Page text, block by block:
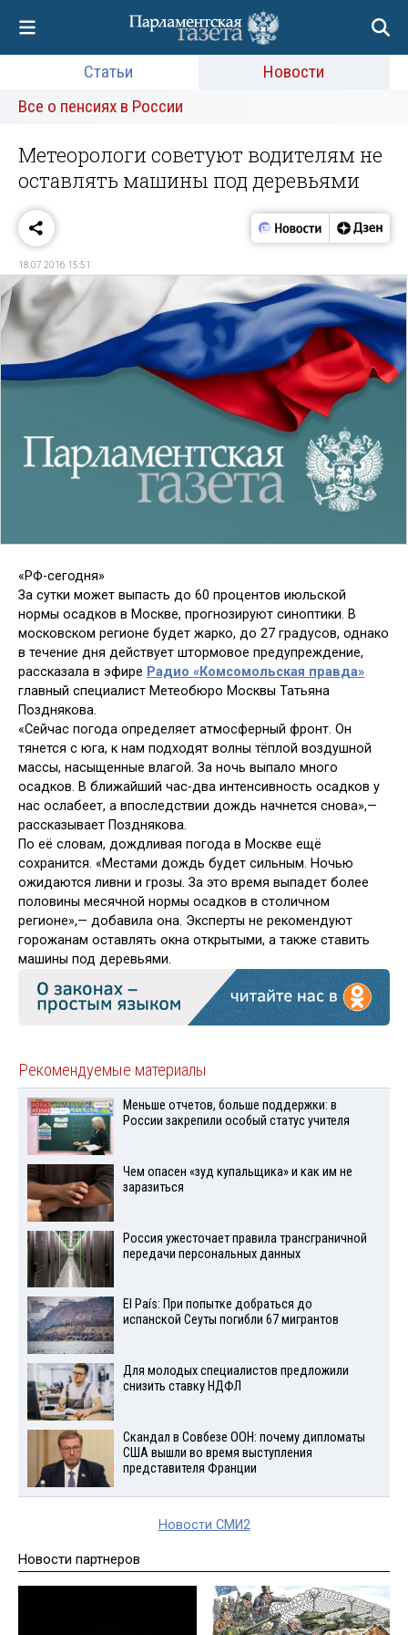
Статьи
Новости
Все о пенсиях в России
Метеорологи советуют водителям не
оставлять машины под деревьями
18.07.2016 15:51
«РФ-сегодня»
За сутки может выпасть до 60 процентов июльской
нормы осадков в Москве, прогнозируют синоптики. В
московском регионе будет жарко, до 27 градусов, однако
в течение дня действует штормовое предупреждение,
рассказала в эфире Радио «Комсомольская правда»
главный специалист Метеобюро Москвы Татьяна
Позднякова.
«Сейчас погода определяет атмосферный фронт. Он
тянется с юга, к нам подходят волны тёплой воздушной
массы, насыщенные влагой. За ночь выпало много
осадков. В ближайший час-два интенсивность осадков у
нас ослабеет, а впоследствии дождь начнется снова»,—
рассказывает Позднякова.
По её словам, дождливая погода в Москве ещё
сохранится. «Местами дождь будет сильным. Ночью
ожидаются ливни и грозы. За это время выпадет более
половины месячной нормы осадков в столичном
регионе»,— добавила она. Эксперты не рекомендуют
горожанам оставлять окна открытыми, а также ставить
машины под деревьями.
Рекомендуемые материалы
Меньше отчетов, больше поддержки: в
России закрепили особый статус учителя
Чем опасен «зуд купальщика» и как им не
заразиться
Россия ужесточает правила трансграничной
передачи персональных данных
El País: При попытке добраться до
испанской Сеуты погибли 67 мигрантов
Для молодых специалистов предложили
снизить ставку НДФЛ
Скандал в Совбезе ООН: почему дипломаты
США вышли во время выступления
представителя Франции
Новости СМИ2
Новости партнеров